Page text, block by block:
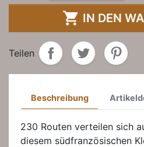
 IN DEN
Teilen
Beschreibung
230 Routen verteilen sich
diesem südfranzösischen